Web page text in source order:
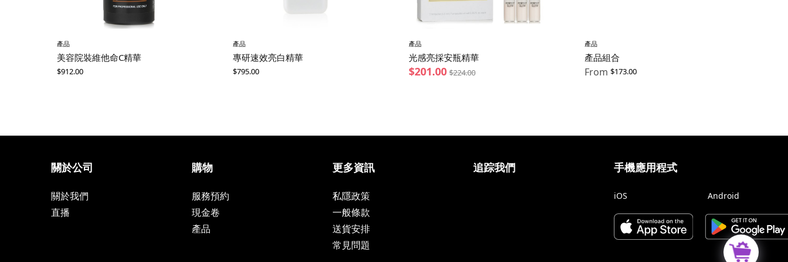
產品
美容院裝維他命C精華
$912.00
產品
專研速效亮白精華
$795.00
產品
光感亮採安瓶精華
$201.00 $224.00
產品
產品組合
From $173.00
關於公司
關於我們
直播
購物
服務預約
現金卷
產品
更多資訊
私隱政策
一般條款
送貨安排
常見問題
追踪我們 手機應用程式
iOS Android